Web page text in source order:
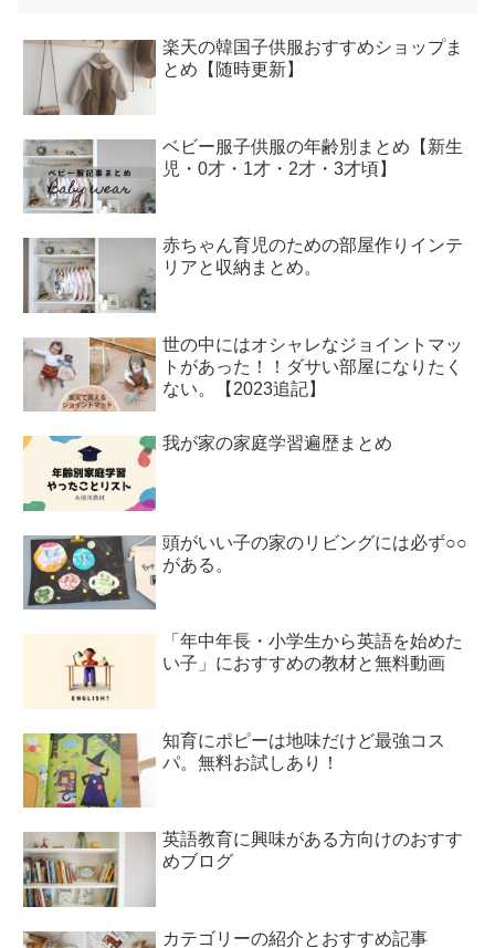
楽天の韓国子供服おすすめショップま
とめ【随時更新】
ベビー服子供服の年齢別まとめ【新生
児・0才・1才・2才・3才頃】
赤ちゃん育児のための部屋作りインテ
リアと収納まとめ。
世の中にはオシャレなジョイントマッ
トがあった！！ダサい部屋になりたく
ない。【2023追記】
我が家の家庭学習遍歴まとめ
頭がいい子の家のリビングには必ず○○
がある。
「年中年長・小学生から英語を始めた
い子」におすすめの教材と無料動画
知育にポピーは地味だけど最強コス
パ。無料お試しあり！
英語教育に興味がある方向けのおすす
めブログ
カテゴリーの紹介とおすすめ記事